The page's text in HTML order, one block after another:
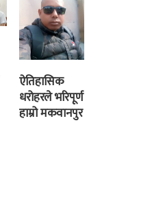
ऐतिहासिक
धरोहरले भरिपूर्ण
हाम्रो मकवानपुर